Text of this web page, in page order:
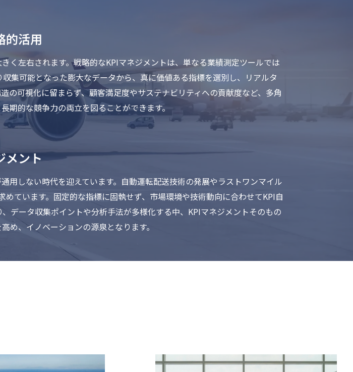
的活用
く左右されます。戦略的なKPIマネジメントは、単なる業績測定ツールでは
集可能となった膨大なデータから、真に価値ある指標を選別し、リアルタ
の可視化に留まらず、顧客満足度やサステナビリティへの貢献度など、多角
期的な競争力の両立を図ることができます。
メント
用しない時代を迎えています。自動運転配送技術の発展やラストワンマイル
ています。固定的な指標に固執せず、市場環境や技術動向に合わせてKPI自
データ収集ポイントや分析手法が多様化する中、KPIマネジメントそのもの
め、イノベーションの源泉となります。